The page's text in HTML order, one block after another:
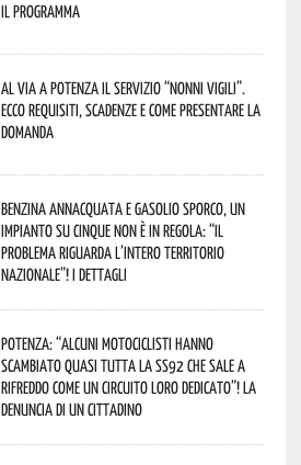
Il programma
Al via a Potenza il servizio “Nonni Vigili”.
Ecco requisiti, scadenze e come presentare la
domanda
Benzina annacquata e gasolio sporco, un
impianto su cinque non è in regola: “il
problema riguarda l’intero territorio
Nazionale”! I dettagli
Potenza: “alcuni motociclisti hanno
scambiato quasi tutta la SS92 che sale a
Rifreddo come un circuito loro dedicato”! La
denuncia di un cittadino